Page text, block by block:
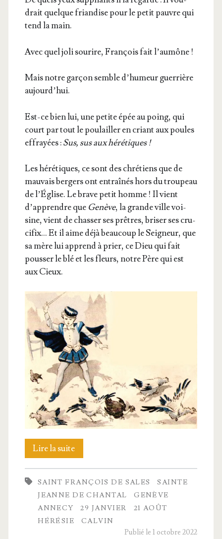
drait quelque frian­dise pour le petit pauvre qui
tend la main.
Avec quel joli sou­rire, Fran­çois fait l’aumône !
Mais notre gar­çon semble d’hu­meur guer­rière
aujourd’hui.
Est-ce bien lui, une petite épée au poing, qui
court par tout le pou­lailler en criant aux poules
effrayées :Sus, sus aux héré­tiques !
Les héré­tiques, ce sont des chré­tiens que de
mau­vais ber­gers ont entraî­nés hors du trou­peau
de l’É­glise. Le brave petit homme ! Il vient
d’ap­prendre que Genève, la grande ville voi­
sine, vient de chas­ser ses prêtres, bri­ser ses cru­
ci­fix… Et il aime déjà beau­coup le Sei­gneur, que
sa mère lui apprend à prier, ce Dieu qui fait
pous­ser le blé et les fleurs, notre Père qui est
aux Cieux.
Lire la suiteSur
les
traces
de
saint
SAINT FRANÇOIS DE SALES
SAINTE
JEANNE DE CHANTAL
GENÈVE
ANNECY
29 JANVIER
21 AOÛT
HÉRÉSIE
CALVIN
Publié le 1 octobre 2022